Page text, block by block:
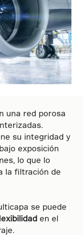
una red porosa
su integridad y
exposición
lo que lo
la filtración de
se puede
en el